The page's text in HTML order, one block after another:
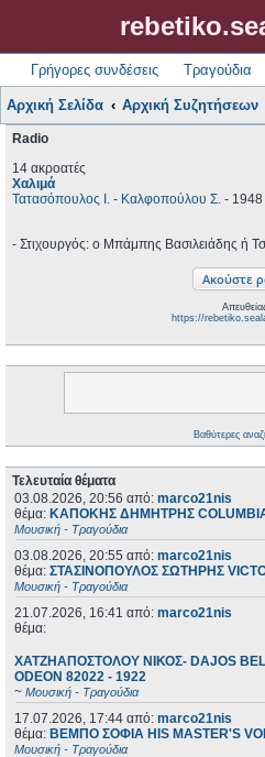
Γρήγορες συνδέσεις Τραγούδια
Αρχική Σελίδα Αρχική Συζητήσεων
Radio
14 ακροατές
Χαλιμά
Τατασόπουλος Ι. - Καλφοπούλου Σ. - 1948
- Στιχουργός: ο Μπάμπης Βασιλειάδης ή
https://
Βαθύτερες
Τελευταία θέματα
03.08.2026, 20:56 από: marco21nis
θέμα: ΚΑΠΟΚΗΣ ΔΗΜΗΤΡΗΣ
Μουσική - Τραγούδια
03.08.2026, 20:55 από: marco21nis
θέμα: ΣΤΑΣΙΝΟΠΟΥΛΟΣ ΣΩΤΗΡΗΣ
Μουσική - Τραγούδια
21.07.2026, 16:41 από: marco21nis
θέμα:
ΧΑΤΖΗΑΠΟΣΤΟΛΟΥ ΝΙΚΟΣ- DAJOS
ODEON 82022 - 1922
~ Μουσική - Τραγούδια
17.07.2026, 17:44 από: marco21nis
θέμα: ΒΕΜΠΟ ΣΟΦΙΑ HIS MASTER'S
Μουσική - Τραγούδια